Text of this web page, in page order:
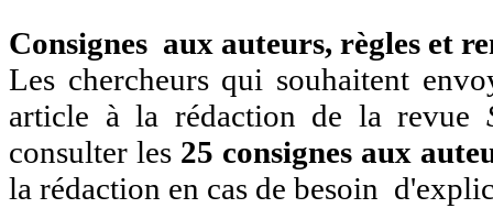
Consignes aux auteurs, règles et
Les chercheurs qui souhaitent
article à la rédaction de la revue
consulter les 25 consignes aux
la rédaction en cas de besoin